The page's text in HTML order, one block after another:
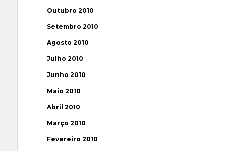
Outubro 2010
Setembro 2010
Agosto 2010
Julho 2010
Junho 2010
Maio 2010
Abril 2010
Março 2010
Fevereiro 2010